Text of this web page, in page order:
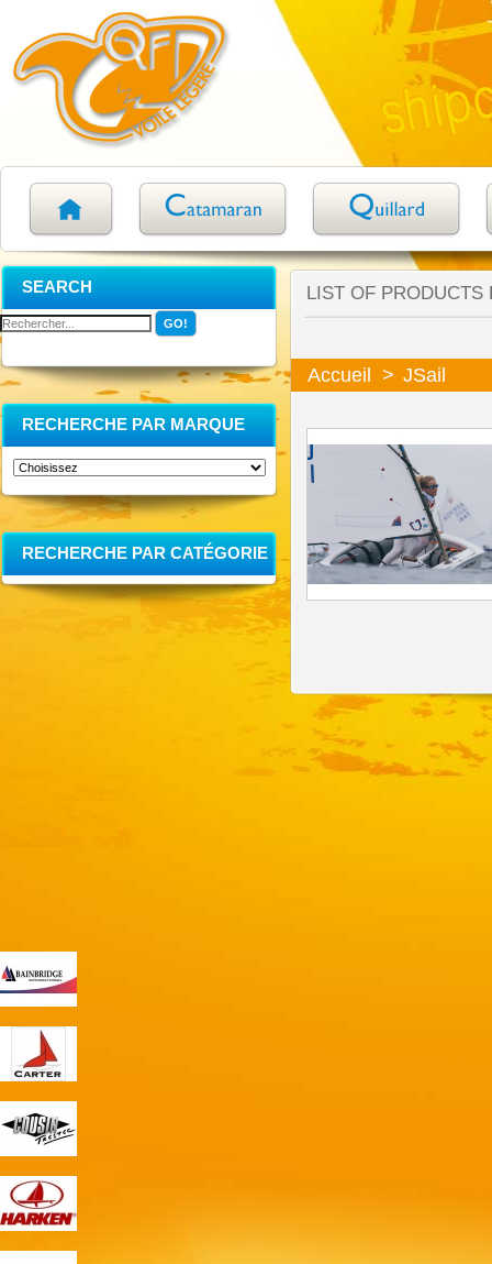
SEARCH
RECHERCHE PAR MARQUE
RECHERCHE PAR CATÉGORIE
LIST OF PRODUCTS
Accueil > JSail